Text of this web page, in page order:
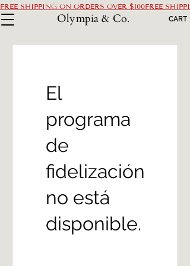
FREE SHIPPING ON ORDERS OVER $100
Olympia & Co. CART
El
programa
de
fidelización
no está
disponible.